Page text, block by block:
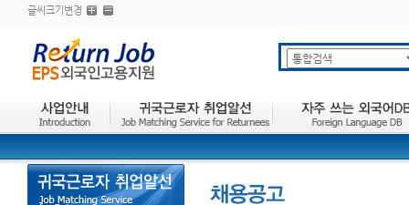
글씨크기변경